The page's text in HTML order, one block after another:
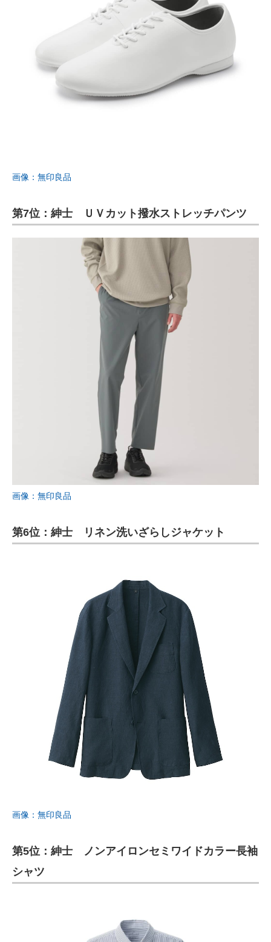
画像：無印良品
第7位：紳士 ＵＶカット撥水ストレッチパンツ
画像：無印良品
第6位：紳士 リネン洗いざらしジャケット
画像：無印良品
第5位：紳士 ノンアイロンセミワイドカラー長袖
シャツ